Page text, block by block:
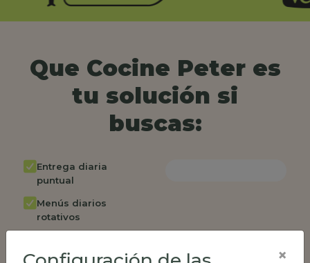
Que Cocine Peter es
tu solución si
buscas:
Entrega diaria
puntual
Menús diarios
rotativos
semanalmente
×